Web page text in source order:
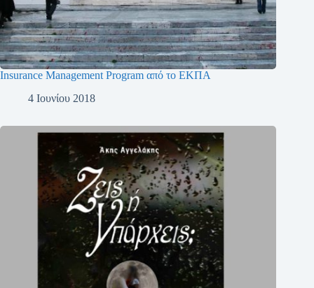
Insurance Management Program από το ΕΚΠΑ
4 Ιουνίου 2018